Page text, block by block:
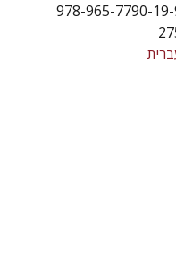
978-965-7790-